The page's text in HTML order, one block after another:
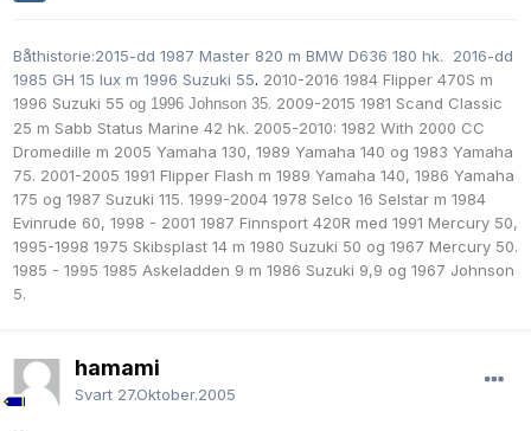
Båthistorie:2015-dd 1987 Master 820 m BMW D636 180 hk. 2016-dd
1985 GH 15 lux m 1996 Suzuki 55. 2010-2016 1984 Flipper 470S m
1996 Suzuki 55 og 1996 Johnson 35. 2009-2015 1981 Scand Classic
25 m Sabb Status Marine 42 hk. 2005-2010: 1982 With 2000 CC
Dromedille m 2005 Yamaha 130, 1989 Yamaha 140 og 1983 Yamaha
75. 2001-2005 1991 Flipper Flash m 1989 Yamaha 140, 1986 Yamaha
175 og 1987 Suzuki 115. 1999-2004 1978 Selco 16 Selstar m 1984
Evinrude 60, 1998 - 2001 1987 Finnsport 420R med 1991 Mercury 50,
1995-1998 1975 Skibsplast 14 m 1980 Suzuki 50 og 1967 Mercury 50.
1985 - 1995 1985 Askeladden 9 m 1986 Suzuki 9,9 og 1967 Johnson
5.
hamami
Svart 27.Oktober.2005